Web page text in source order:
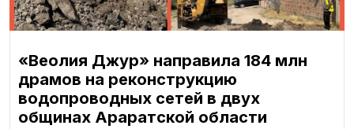
«Веолия Джур» направила 184 млн
драмов на реконструкцию
водопроводных сетей в двух
общинах Араратской области